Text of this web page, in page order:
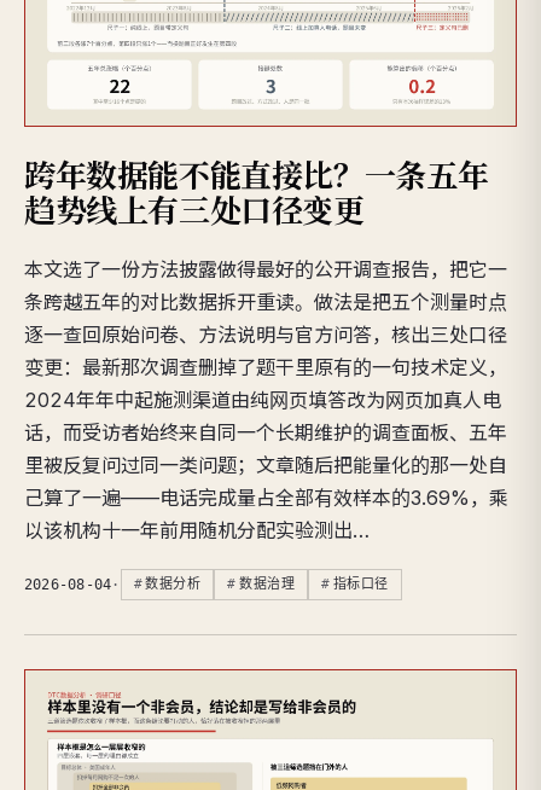
跨年数据能不能直接比？一条五年
趋势线上有三处口径变更
本文选了一份方法披露做得最好的公开调查报告，把它一
条跨越五年的对比数据拆开重读。做法是把五个测量时点
逐一查回原始问卷、方法说明与官方问答，核出三处口径
变更：最新那次调查删掉了题干里原有的一句技术定义，
2024年年中起施测渠道由纯网页填答改为网页加真人电
话，而受访者始终来自同一个长期维护的调查面板、五年
里被反复问过同一类问题；文章随后把能量化的那一处自
己算了一遍——电话完成量占全部有效样本的3.69%，乘
以该机构十一年前用随机分配实验测出…
2026-08-04 · 数据分析 数据治理 指标口径